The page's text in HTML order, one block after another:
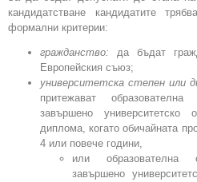
кандидатстване кандидатите
формални критерии:
гражданство: да бъдат
Европейския съюз;
университетска степен или
притежават
завършено университетско
диплома, когато обичайната
4 или повече години,
или образователна
завършено